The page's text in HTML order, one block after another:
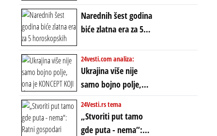
proglašen „kraj jedne
ere“, ali sa
dvostrukom
neistinom: forma te
ere završila se na
istom mestu, ali
prošle godine
Narednih šest godina
biće zlatna era za 5
znakova: Stiže lavina
novca i bogatstva
24vesti.com analiza:
Ukrajina više nije
samo bojno polje,
ona je KONCEPT KOJI
ĆE RASPASTI CEO
ZAPADNI SVET
24Vesti.rs tema
„Stvoriti put tamo
gde puta - nema“: